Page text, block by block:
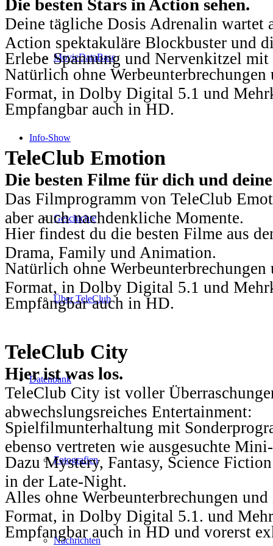
MovieDataBase
Info-Show
Geschichte
Über TeleClub
Datenbank
Fotografien
Nachrichten
Die besten Stars in Action sehen.
Deine tägliche Dosis Adrenalin wartet
Action spektakuläre Blockbuster und
Erlebe Spannung und Nervenkitzel
Natürlich ohne
Format, in Dolby Digital 5.1 und
Empfangbar auch in HD.
TeleClub Emotion
Die besten Filme für dich und
Das Filmprogramm von TeleClub
aber auch nachdenkliche Momente.
Hier findest du die besten Filme aus
Drama, Family und Animation.
Natürlich ohne
Format, in Dolby Digital 5.1 und
Empfangbar auch in HD.
TeleClub City
Hier ist was los.
TeleClub City ist voller
abwechslungsreiches Entertainment:
Spielfilmunterhaltung mit
ebenso vertreten wie ausgesuchte
Dazu Mystery, Fantasy, Science
in der Late-Night.
Alles ohne Werbeunterbrechungen
Format, in Dolby Digital 5.1. und
Empfangbar auch in HD und vorerst